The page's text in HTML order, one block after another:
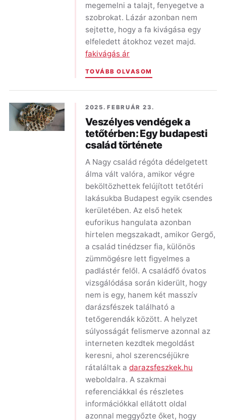
megemelni a talajt, fenyegetve a
szobrokat. Lázár azonban nem
sejtette, hogy a fa kivágása egy
elfeledett átokhoz vezet majd.
fakivágás ár
TOVÁBB OLVASOM
2025. FEBRUÁR 23.
Veszélyes vendégek a
tetőtérben: Egy budapesti
család története
A Nagy család régóta dédelgetett
álma vált valóra, amikor végre
beköltözhettek felújított tetőtéri
lakásukba Budapest egyik csendes
kerületében. Az első hetek
euforikus hangulata azonban
hirtelen megszakadt, amikor Gergő,
a család tinédzser fia, különös
zümmögésre lett figyelmes a
padlástér felől. A családfő óvatos
vizsgálódása során kiderült, hogy
nem is egy, hanem két masszív
darázsfészek található a
tetőgerendák között. A helyzet
súlyosságát felismerve azonnal az
interneten kezdtek megoldást
keresni, ahol szerencséjükre
rátaláltak a darazsfeszkek.hu
weboldalra. A szakmai
referenciákkal és részletes
információkkal ellátott oldal
azonnal meggyőzte őket, hogy